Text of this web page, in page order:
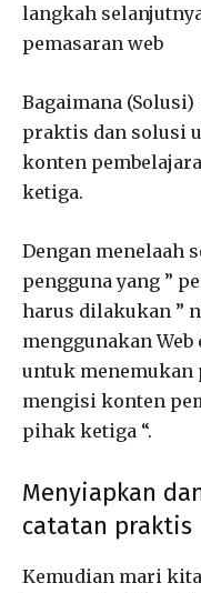
langkah
pemasaran web
Bagaimana
praktis dan solusi
konten
ketiga.
Dengan menelaah
pengguna yang ”
harus dilakukan ”
menggunakan
untuk menemukan
mengisi konten
pihak ketiga “.
Menyiapkan
catatan praktis
Kemudian mari